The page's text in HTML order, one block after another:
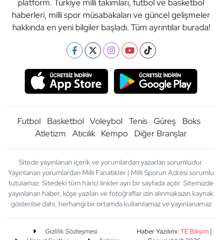
platform. Türkiye milli takımları, futbol ve basketbol
haberleri, milli spor müsabakaları ve güncel gelişmeler
hakkında en yeni bilgiler başladı. Tüm ayrıntılar burada!
Futbol Basketbol Voleybol Tenis Güreş
Boks
Atletizm
Atıcılık Kempo Diğer Branşlar
Sitede yayınlanan içerik ve yorumlardan yazarları sorumludur.
Yayınlanan yorumlardan Milli Fanatikler | Milli Sporun Adresi sorumlu
tutulamaz. Sitedeki tüm harici linkler ayrı bir sayfada açılır. Sitemizde
yayınlanan haber, köşe yazıları ve fotoğraflar izin alınmaksızın kaynak
gösterilse dahi, herhangi bir ortamda kullanılamaz ve yayınlanamaz
Gizlilik Sözleşmesi
Haber Yazılımı:TE Bilişim|